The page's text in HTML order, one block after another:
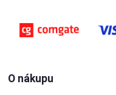
O nákupu